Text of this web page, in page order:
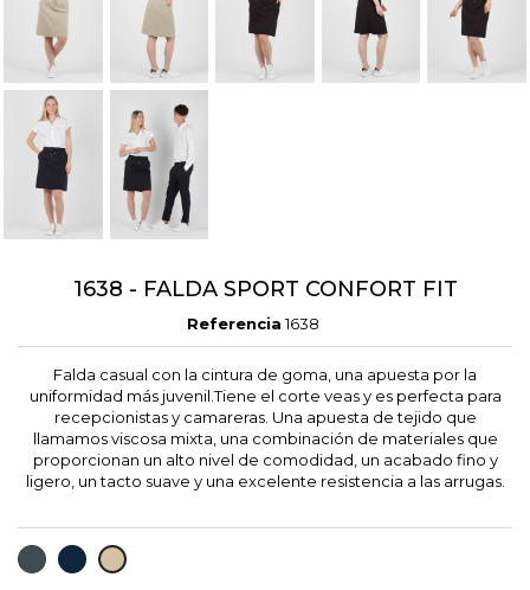
1638 - FALDA SPORT CONFORT FIT
Referencia 1638
Falda casual con la cintura de goma, una apuesta por la
uniformidad más juvenil.Tiene el corte veas y es perfecta para
recepcionistas y camareras. Una apuesta de tejido que
llamamos viscosa mixta, una combinación de materiales que
proporcionan un alto nivel de comodidad, un acabado fino y
ligero, un tacto suave y una excelente resistencia a las arrugas.
NEGROMARINOTOSTADO